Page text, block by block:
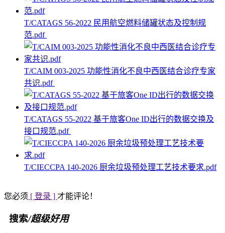
T/CATAGS 56-2022 民用航空燃料储罐状态及控制规
范.pdf
T/CAIM 003-2025 功能性消化不良中西医结合诊疗专家
共识.pdf
T/CATAGS 55-2022 基于旅客One ID出行的数据交换及
接口规范.pdf
T/CIECCPA 140-2026 厨余垃圾预处理工艺技术要求.pdf
您必须 [ 登录 ] 才能评论！
搜索/超级好用